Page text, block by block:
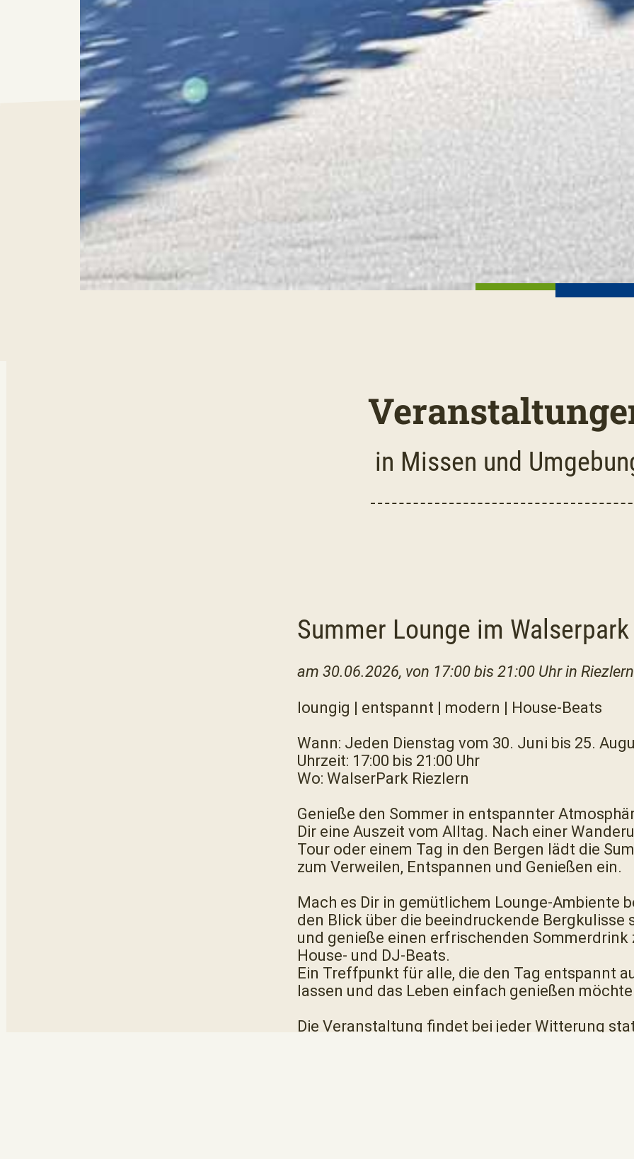
in Missen und
Summer Lounge im Walserpark
am 30.06.2026, von 17:00 bis 21:00 Uhr in Riezlern
loungig | entspannt | modern | House-Beats
Wann: Jeden Dienstag vom 30. Juni bis 25.
Uhrzeit: 17:00 bis 21:00 Uhr
Wo: WalserPark Riezlern
Genieße den Sommer in entspannter
Dir eine Auszeit vom Alltag. Nach einer
Tour oder einem Tag in den Bergen lädt die
zum Verweilen, Entspannen und Genießen ein.
Mach es Dir in gemütlichem Lounge-Ambiente
den Blick über die beeindruckende Bergkulisse
und genieße einen erfrischenden Sommerdrink
House- und DJ-Beats.
Ein Treffpunkt für alle, die den Tag entspannt
lassen und das Leben einfach genießen
Die Veranstaltung findet bei jeder Witterung